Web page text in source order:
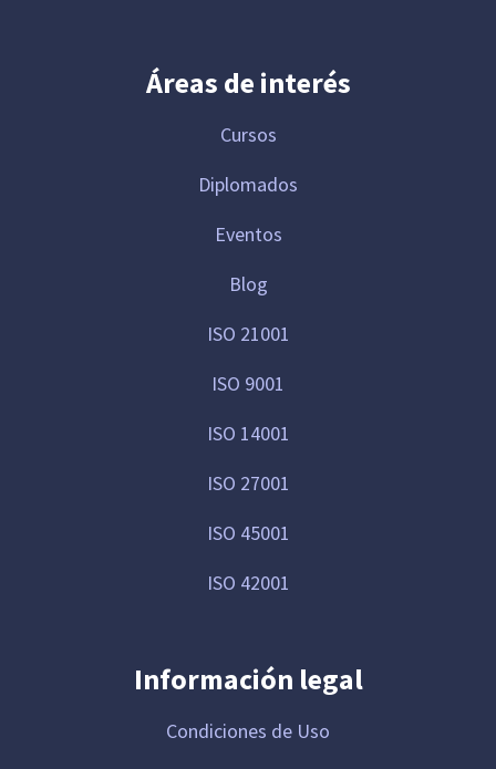
Áreas de interés
Cursos
Diplomados
Eventos
Blog
ISO 21001
ISO 9001
ISO 14001
ISO 27001
ISO 45001
ISO 42001
Información legal
Condiciones de Uso